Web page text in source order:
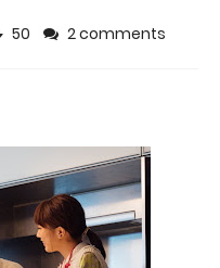
50 2 comments